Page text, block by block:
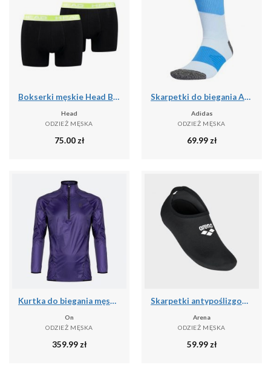
Bokserki męskie Head Basic Boxer 2 Pack
Head
ODZIEŻ MĘSKA
75.00 zł
Skarpetki do biegania ADIDAS RunxBoost
Adidas
ODZIEŻ MĘSKA
69.99 zł
Kurtka do biegania męska On Zero
On
ODZIEŻ MĘSKA
359.99 zł
Skarpetki antypoślizgowe basenowe Arena
Arena
ODZIEŻ MĘSKA
59.99 zł